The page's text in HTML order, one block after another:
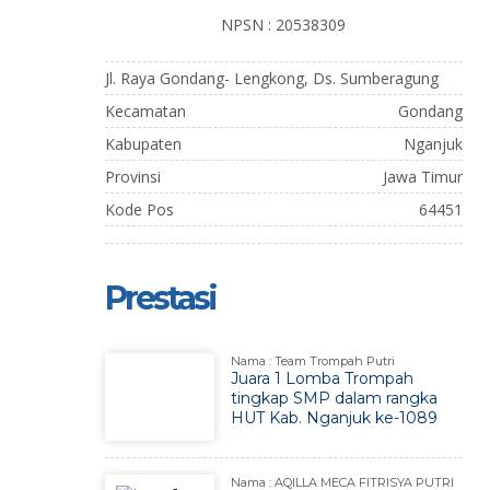
NPSN : 20538309
Jl. Raya Gondang- Lengkong, Ds. Sumberagung
Kecamatan
Gondang
Kabupaten
Nganjuk
Provinsi
Jawa Timur
Kode Pos
64451
Prestasi
Nama : Team Trompah Putri
Juara 1 Lomba Trompah
tingkap SMP dalam rangka
HUT Kab. Nganjuk ke-1089
Nama : AQILLA MECA FITRISYA PUTRI